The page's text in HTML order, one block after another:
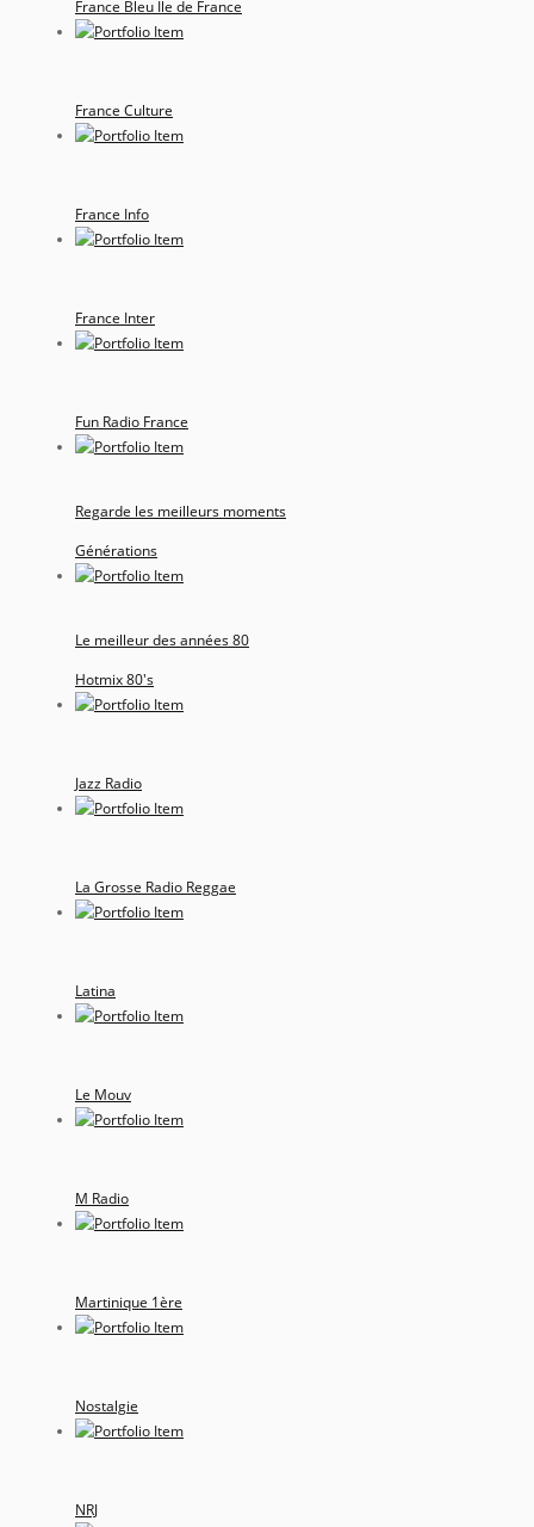
France Bleu Ile de France
France Culture
France Info
France Inter
Fun Radio France
Regarde les meilleurs moments
Générations
Le meilleur des années 80
Hotmix 80's
Jazz Radio
La Grosse Radio Reggae
Latina
Le Mouv
M Radio
Martinique 1ère
Nostalgie
NRJ